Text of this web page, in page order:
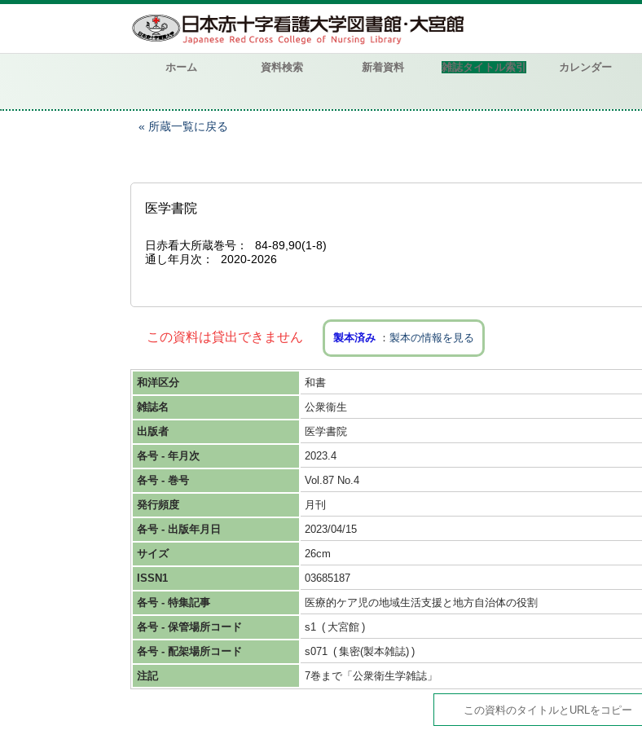
ホーム 資料検索 新着資料 雑誌タイトル索引 カレンダー
所蔵一覧に戻る
医学書院
日赤看大所蔵巻号
84-89,90(1-8)
通し年月次
2020-2026
この資料は貸出できません 製本済み 製本の情報を見る
和洋区分
和書
雑誌名
公衆衞生
出版者
医学書院
各号 - 年月次
2023.4
各号 - 巻号
Vol.87 No.4
発行頻度
月刊
各号 - 出版年月日
2023/04/15
サイズ
26cm
ISSN1
03685187
各号 - 特集記事
医療的ケア児の地域生活支援と地方自治体の役割
各号 - 保管場所コード
s1
大宮館
各号 - 配架場所コード
s071
集密(製本雑誌)
注記
7巻まで「公衆衛生学雑誌」
この資料のタイトルとURLをコピー